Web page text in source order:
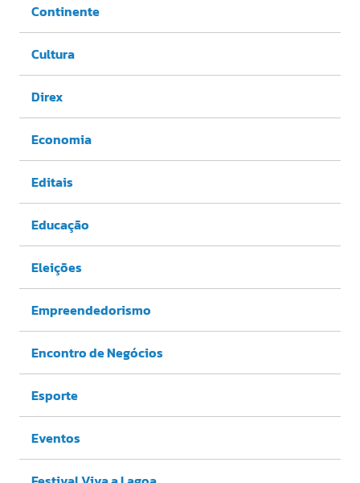
Continente
Cultura
Direx
Economia
Editais
Educação
Eleições
Empreendedorismo
Encontro de Negócios
Esporte
Eventos